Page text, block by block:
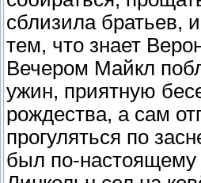
сблизила братьев,
тем, что знает
Вечером Майкл
ужин, приятную
рождества, а сам
прогуляться по
был по-настоящему